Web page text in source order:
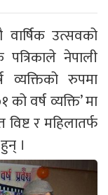
उत्सवको
नेपाली
व्यक्तिको रुपमा
वर्ष व्यक्ति’ मा
र महिलातर्फ
।